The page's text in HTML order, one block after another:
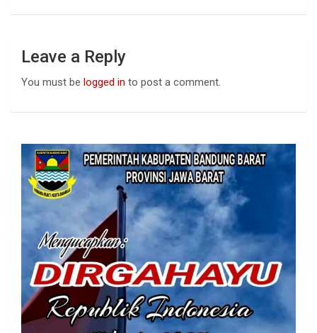
Leave a Reply
You must be logged in to post a comment.